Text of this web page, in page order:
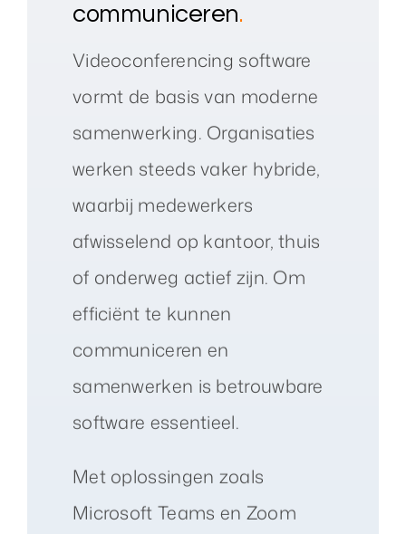
communiceren.
Videoconferencing software
vormt de basis van moderne
samenwerking. Organisaties
werken steeds vaker hybride,
waarbij medewerkers
afwisselend op kantoor, thuis
of onderweg actief zijn. Om
efficiënt te kunnen
communiceren en
samenwerken is betrouwbare
software essentieel.
Met oplossingen zoals
Microsoft Teams en Zoom